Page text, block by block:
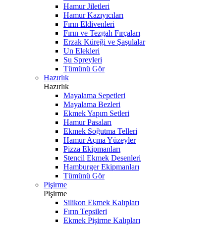
Hamur Jiletleri
Hamur Kazıyıcıları
Fırın Eldivenleri
Fırın ve Tezgah Fırçaları
Erzak Küreği ve Şaşulalar
Un Elekleri
Su Spreyleri
Tümünü Gör
Hazırlık
Hazırlık
Mayalama Sepetleri
Mayalama Bezleri
Ekmek Yapım Setleri
Hamur Pasaları
Ekmek Soğutma Telleri
Hamur Açma Yüzeyler
Pizza Ekipmanları
Stencil Ekmek Desenleri
Hamburger Ekipmanları
Tümünü Gör
Pişirme
Pişirme
Silikon Ekmek Kalıpları
Fırın Tepsileri
Ekmek Pişirme Kalıpları